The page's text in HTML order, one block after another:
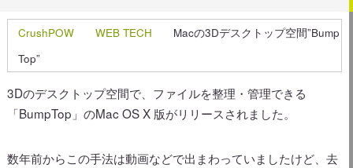
CrushPOW WEB TECH
Macの3Dデスクトップ空間”Bump
Top”
3Dのデスクトップ空間で、ファイルを整理・管理できる
「BumpTop」のMac OS X 版がリリースされました。
数年前からこの手法は動画などで出まわっていましたけど、去